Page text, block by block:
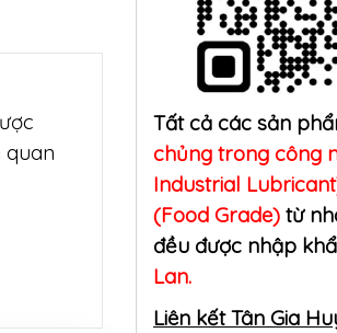
quan
Tất cả các sản
chủng trong công
Industrial
(Food Grade) từ
đều được nhập
Lan.
Liên kết Tân Gia